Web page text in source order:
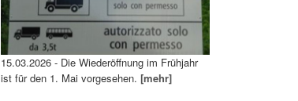
15.03.2026 - Die Wiederöffnung im Frühjahr
ist für den 1. Mai vorgesehen. [mehr]